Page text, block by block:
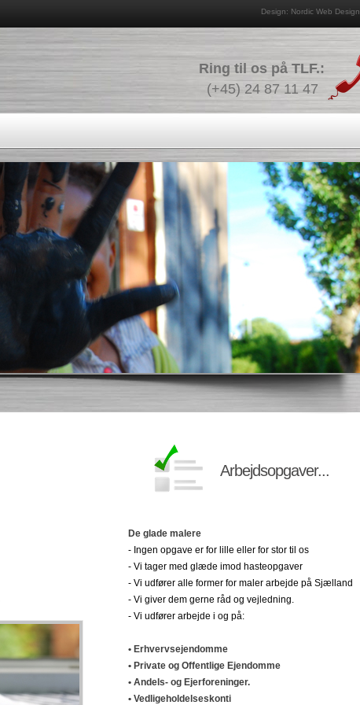
Design: Nordic Web Design
Ring til os på TLF.:
(+45) 24 87 11 47
Arbejdsopgaver...
De glade malere
- Ingen opgave er for lille eller for stor til os
- Vi tager med glæde imod hasteopgaver
- Vi udfører alle former for maler arbejde på Sjælland
- Vi giver dem gerne råd og vejledning.
- Vi udfører arbejde i og på:
• Erhvervsejendomme
• Private og Offentlige Ejendomme
• Andels- og Ejerforeninger.
• Vedligeholdelseskonti